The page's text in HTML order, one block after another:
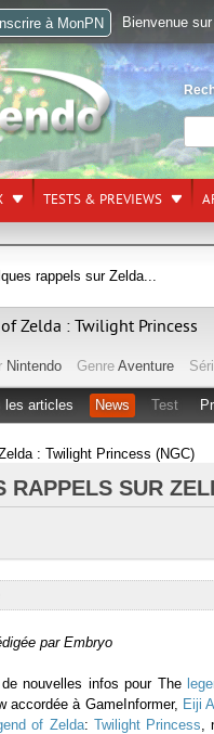
TESTS & PREVIEWS
rappels sur Zelda...
Zelda : Twilight Princess
Nintendo Genre Aventure
les articles News Test
: Twilight Princess (NGC)
RAPPELS SUR
par Embryo
de nouvelles infos pour The
accordée à GameInformer, Eiji
of Zelda: Twilight Princess,
à MonPN Bienvenue